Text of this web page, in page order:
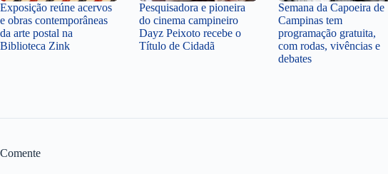
Exposição reúne acervos
e obras contemporâneas
da arte postal na
Biblioteca Zink
Pesquisadora e pioneira
do cinema campineiro
Dayz Peixoto recebe o
Título de Cidadã
Semana da Capoeira de
Campinas tem
programação gratuita,
com rodas, vivências e
debates
Comente